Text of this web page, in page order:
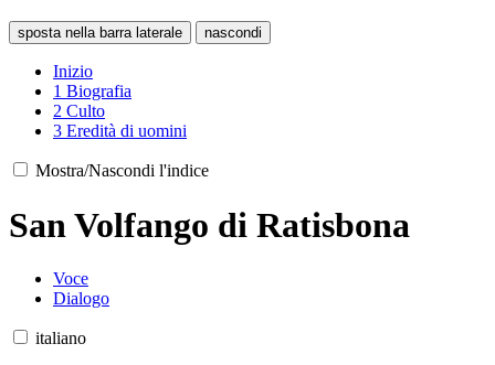
sposta nella barra laterale nascondi
Inizio
1 Biografia
2 Culto
3 Eredità di uomini
Mostra/Nascondi l'indice
San Volfango di Ratisbona
Voce
Dialogo
italiano